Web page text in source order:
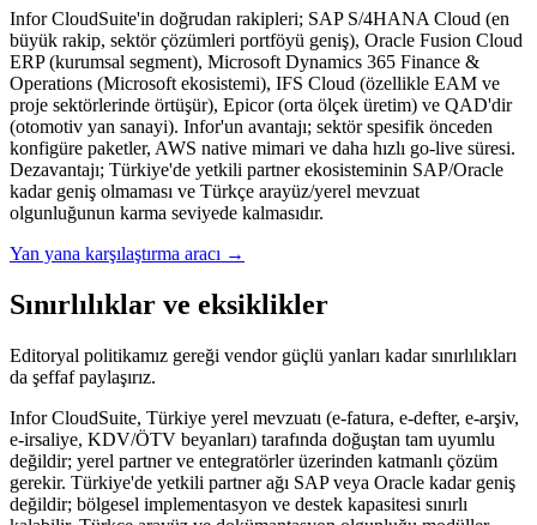
Infor CloudSuite'in doğrudan rakipleri; SAP S/4HANA Cloud (en
büyük rakip, sektör çözümleri portföyü geniş), Oracle Fusion Cloud
ERP (kurumsal segment), Microsoft Dynamics 365 Finance &
Operations (Microsoft ekosistemi), IFS Cloud (özellikle EAM ve
proje sektörlerinde örtüşür), Epicor (orta ölçek üretim) ve QAD'dir
(otomotiv yan sanayi). Infor'un avantajı; sektör spesifik önceden
konfigüre paketler, AWS native mimari ve daha hızlı go-live süresi.
Dezavantajı; Türkiye'de yetkili partner ekosisteminin SAP/Oracle
kadar geniş olmaması ve Türkçe arayüz/yerel mevzuat
olgunluğunun karma seviyede kalmasıdır.
Yan yana karşılaştırma aracı →
Sınırlılıklar ve eksiklikler
Editoryal politikamız gereği vendor güçlü yanları kadar sınırlılıkları
da şeffaf paylaşırız.
Infor CloudSuite, Türkiye yerel mevzuatı (e-fatura, e-defter, e-arşiv,
e-irsaliye, KDV/ÖTV beyanları) tarafında doğuştan tam uyumlu
değildir; yerel partner ve entegratörler üzerinden katmanlı çözüm
gerekir. Türkiye'de yetkili partner ağı SAP veya Oracle kadar geniş
değildir; bölgesel implementasyon ve destek kapasitesi sınırlı